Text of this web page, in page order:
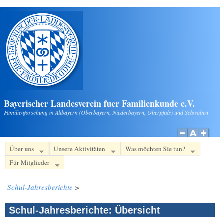
Direkt zum Inhalt
Bayerischer Landesverein fuer Familienkunde e.V.
Familienforschung in Altbayern (Oberbayern, Niederbayern, Oberpfalz) und Schwaben
Über uns Unsere Aktivitäten
Was möchten Sie tun?
Für Mitglieder
Schul-Jahresberichte >
Schul-Jahresberichte: Übersicht